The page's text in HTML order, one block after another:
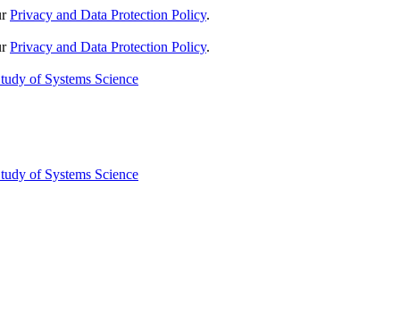
Privacy and Data Protection Policy.
Privacy and Data Protection Policy.